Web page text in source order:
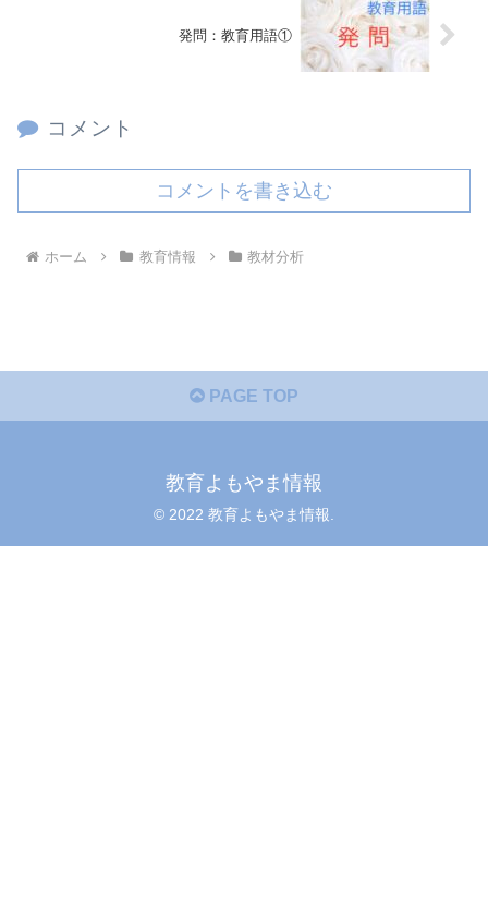
発問：教育用語①
コメント
コメントを書き込む
ホーム 教育情報 教材分析
PAGE TOP
教育よもやま情報
© 2022 教育よもやま情報.